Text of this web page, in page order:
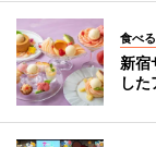
食べる
新宿
し